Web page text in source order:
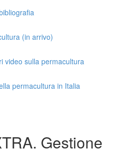
(in arrivo)
video sulla permacultura
permacultura in Italia
Gestione